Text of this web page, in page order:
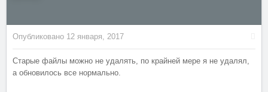
Опубликовано 12 января, 2017
Старые файлы можно не удалять, по крайней мере я не удалял,
а обновилось все нормально.